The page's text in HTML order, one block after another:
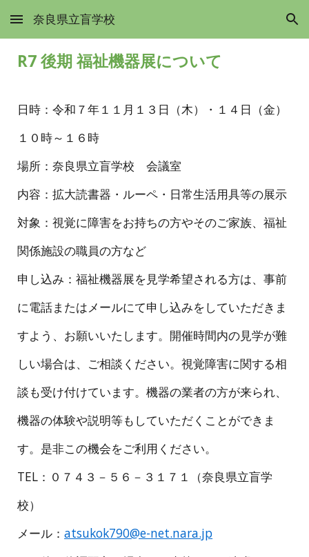
Skip to main content Skip to navigation
奈良県立盲学校
R7 後期 福祉機器展について
日時：令和７年１１月１３日（木）・１４日（金）
１０時～１６時
場所：奈良県立盲学校 会議室
内容：拡大読書器・ルーペ・日常生活用具等の展示
対象：視覚に障害をお持ちの方やそのご家族、福祉
関係施設の職員の方など
申し込み：福祉機器展を見学希望される方は、事前
に電話またはメールにて申し込みをしていただきま
すよう、お願いいたします。開催時間内の見学が難
しい場合は、ご相談ください。視覚障害に関する相
談も受け付けています。機器の業者の方が来られ、
機器の体験や説明等もしていただくことができま
す。是非この機会をご利用ください。
TEL：０７４３－５６－３１７１（奈良県立盲学
校）
メール：atsukok790@e-net.nara.jp